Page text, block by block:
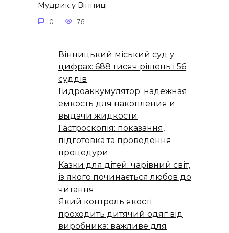
Мудрик у Вінниці
0 76
Вінницький міський суд у
цифрах: 688 тисяч рішень і 56
суддів
Гидроаккумулятор: надежная
емкость для накопления и
выдачи жидкости
Гастроскопія: показання,
підготовка та проведення
процедури
Казки для дітей: чарівний світ,
із якого починається любов до
читання
Який контроль якості
проходить дитячий одяг від
виробника: важливе для